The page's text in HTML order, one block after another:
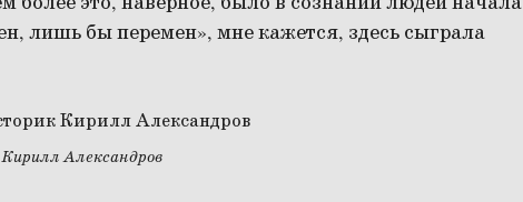
лишь бы перемен», мне кажется, здесь сыграла
Александров